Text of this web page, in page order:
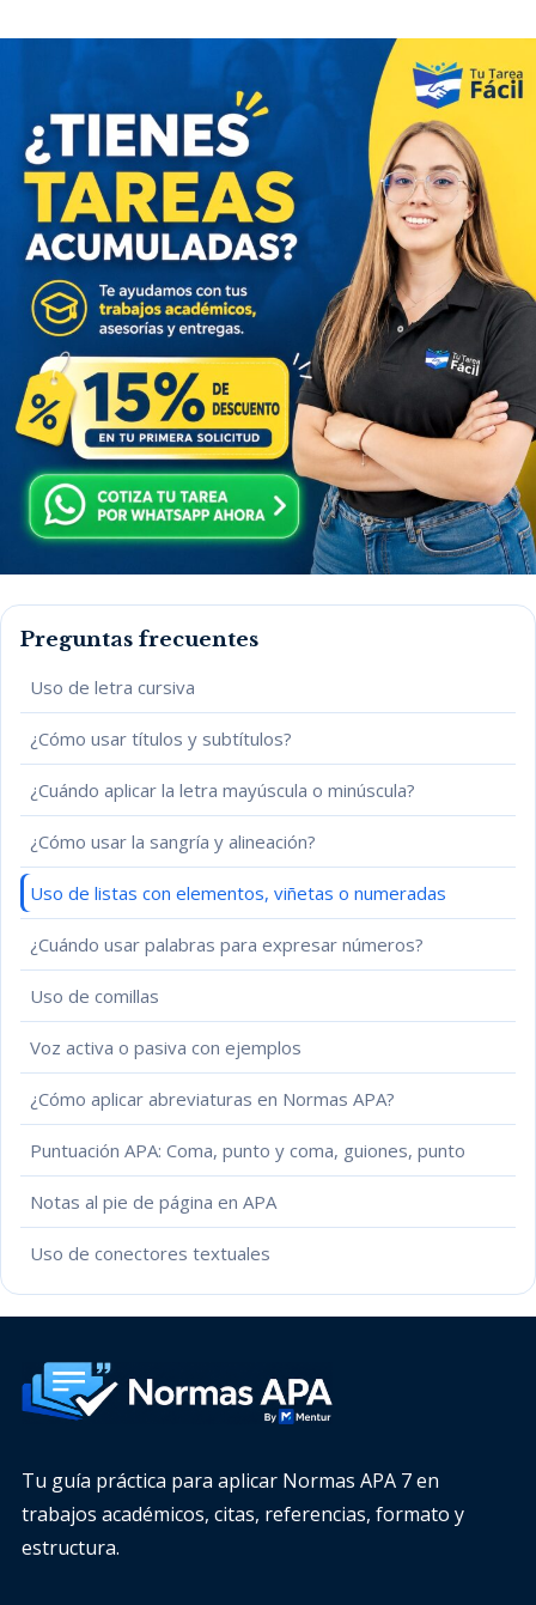
Preguntas frecuentes
Uso de letra cursiva
¿Cómo usar títulos y subtítulos?
¿Cuándo aplicar la letra mayúscula o minúscula?
¿Cómo usar la sangría y alineación?
Uso de listas con elementos, viñetas o numeradas
¿Cuándo usar palabras para expresar números?
Uso de comillas
Voz activa o pasiva con ejemplos
¿Cómo aplicar abreviaturas en Normas APA?
Puntuación APA: Coma, punto y coma, guiones, punto
Notas al pie de página en APA
Uso de conectores textuales
Tu guía práctica para aplicar Normas APA 7 en
trabajos académicos, citas, referencias, formato y
estructura.